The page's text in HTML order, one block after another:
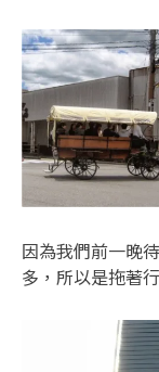
因為我們前一晚
多，所以是拖著